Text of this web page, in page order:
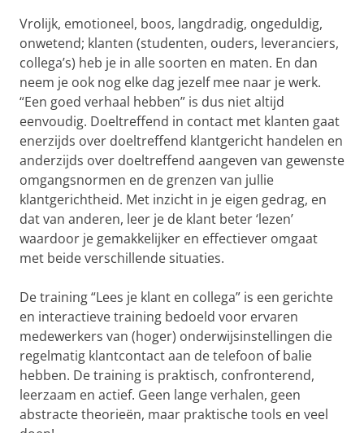
Vrolijk, emotioneel, boos, langdradig, ongeduldig,
onwetend; klanten (studenten, ouders, leveranciers,
collega’s) heb je in alle soorten en maten. En dan
neem je ook nog elke dag jezelf mee naar je werk.
“Een goed verhaal hebben” is dus niet altijd
eenvoudig. Doeltreffend in contact met klanten gaat
enerzijds over doeltreffend klantgericht handelen en
anderzijds over doeltreffend aangeven van gewenste
omgangsnormen en de grenzen van jullie
klantgerichtheid. Met inzicht in je eigen gedrag, en
dat van anderen, leer je de klant beter ‘lezen’
waardoor je gemakkelijker en effectiever omgaat
met beide verschillende situaties.
De training “Lees je klant en collega” is een gerichte
en interactieve training bedoeld voor ervaren
medewerkers van (hoger) onderwijsinstellingen die
regelmatig klantcontact aan de telefoon of balie
hebben. De training is praktisch, confronterend,
leerzaam en actief. Geen lange verhalen, geen
abstracte theorieën, maar praktische tools en veel